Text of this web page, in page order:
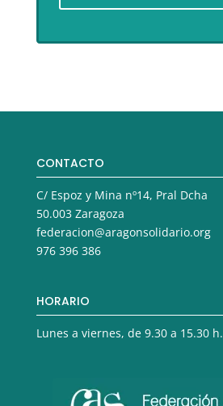
CONTACTO
C/ Espoz y Mina nº14, Pral Dcha
50.003 Zaragoza
federacion@aragonsolidario.org
976 396 386
HORARIO
Lunes a viernes, de 9.30 a 15.30 h.